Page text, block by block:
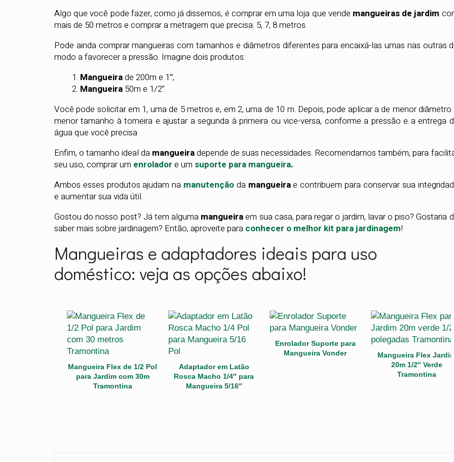
Algo que você pode fazer, como já dissemos, é comprar em uma loja que vende mangueiras de jardim
mais de 50 metros e comprar a metragem que precisa: 5, 7, 8 metros.
Pode ainda comprar mangueiras com tamanhos e diâmetros diferentes para encaixá-las umas nas outras
modo a favorecer a pressão. Imagine dois produtos:
Mangueirade 200m e 1″;
Mangueira 50m e 1/2”.
Você pode solicitar em 1, uma de 5 metros e, em 2, uma de 10 m. Depois, pode aplicar a de menor diâmetro
menor tamanho à torneira e ajustar a segunda à primeira ou vice-versa, conforme a pressão e a entrega
água que você precisa
Enfim, o tamanho ideal da mangueiradepende de suas necessidades. Recomendamos também, para
seu uso, comprar um enrolador e um suporte para mangueira.
Ambos esses produtos ajudam na manutenção damangueirae contribuem para conservar sua
e aumentar sua vida útil.
Gostou do nosso post? Já tem alguma mangueiraem sua casa, para regar o jardim, lavar o piso? Gostaria
saber mais sobre jardinagem? Então, aproveite para conhecer o melhor kit para jardinagem!
Mangueiras e adaptadores ideais para uso
doméstico: veja as opções abaixo!
Mangueira Flex de 1/2 Pol
para Jardim com 30m
Tramontina
Adaptador em Latão
Rosca Macho 1/4″ para
Mangueira 5/16″
Enrolador Suporte para
Mangueira Vonder
Mangueira Flex Jardim
20m 1/2″ Verde
Tramontina